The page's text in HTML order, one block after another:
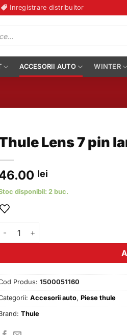
Inregistrare distribuitor
ACCESORII AUTO WINTER
Lens 7 pin
lei
disponibil: 2 buc.
Cantitate Thule Lens 7 pin lamp L-R
Produs: 1500051160
Accesorii auto, Piese thule
Thule